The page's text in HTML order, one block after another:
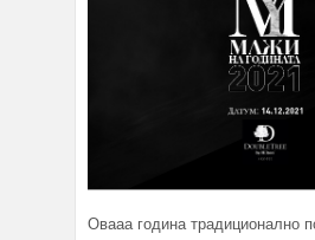
Овааа година традиционално